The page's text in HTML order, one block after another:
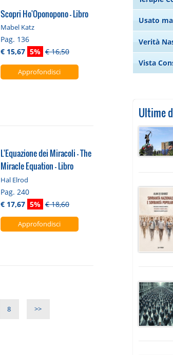
Scopri Ho'Oponopono - Libro
Mabel Katz
Pag. 136
€ 15,67 5% € 16,50
Approfondisci
L'Equazione dei Miracoli - The
Miracle Equation - Libro
Hal Elrod
Pag. 240
€ 17,67 5% € 18,60
Approfondisci
8 >>
Usato
Verità
Vista
Ultime